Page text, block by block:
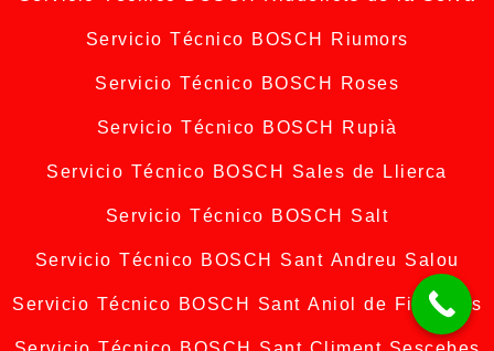
Servicio Técnico BOSCH Riumors
Servicio Técnico BOSCH Roses
Servicio Técnico BOSCH Rupià
Servicio Técnico BOSCH Sales de Llierca
Servicio Técnico BOSCH Salt
Servicio Técnico BOSCH Sant Andreu Salou
Servicio Técnico BOSCH Sant Aniol de Finestres